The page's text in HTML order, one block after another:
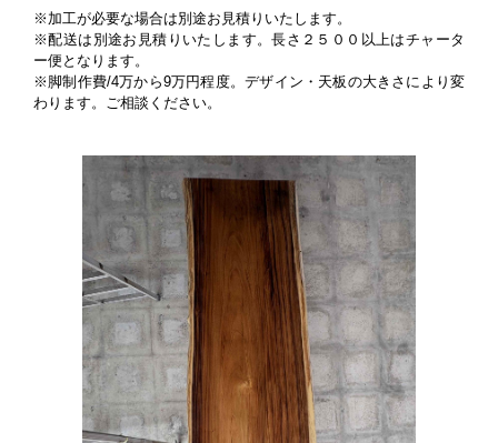
※加工が必要な場合は別途お見積りいたします。
※配送は別途お見積りいたします。長さ２５００以上はチャータ
ー便となります。
※脚制作費/4万から9万円程度。デザイン・天板の大きさにより変
わります。ご相談ください。